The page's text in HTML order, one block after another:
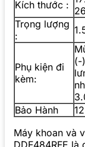
Kích thước :
Trọng lượng
:
Phụ kiện đi
kèm:
(-
Bảo Hành
Máy khoan và